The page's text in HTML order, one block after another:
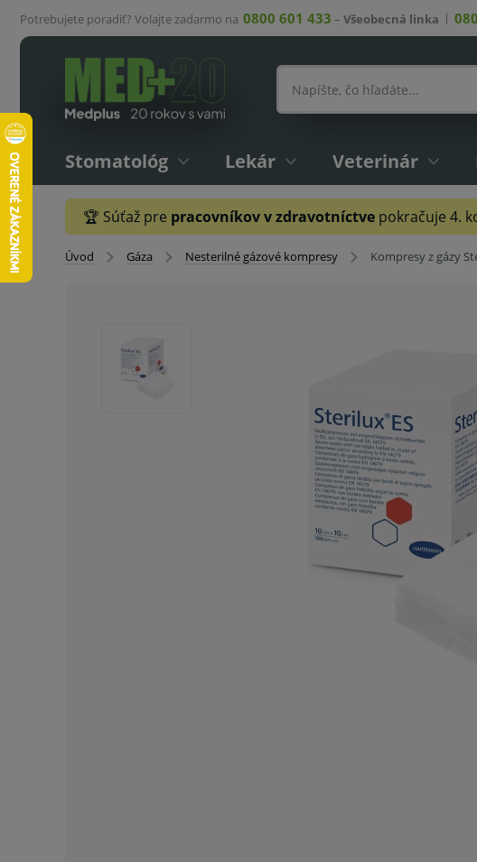
Potrebujete poradiť? Volajte zadarmo na 0800 601 433 – Všeobecná linka
Stomatológ Lekár Veterinár
🏆 Súťaž pre pracovníkov v zdravotníctve pokračuje 4.
Úvod Gáza Nesterilné gázové kompresy Kompresy z gázy